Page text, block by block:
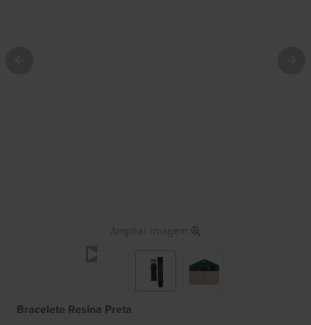
Ampliar imagem
Bracelete Resina Preta